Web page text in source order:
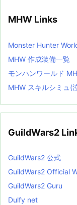
MHW Links
Monster Hunter
MHW 作成装備一覧
モンハンワールド
MHW スキルシミュ(
GuildWars2
GuildWars2 公式
GuildWars2 Official
GuildWars2 Guru
Dulfy net